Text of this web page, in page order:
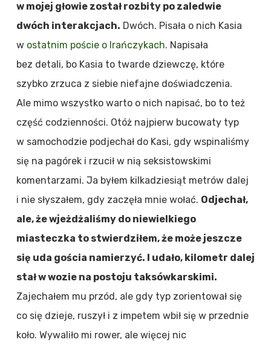
w mojej głowie został rozbity po zaledwie
dwóch interakcjach. Dwóch. Pisała o nich Kasia
w ostatnim poście o Irańczykach. Napisała
bez detali, bo Kasia to twarde dziewczę, które
szybko zrzuca z siebie niefajne doświadczenia.
Ale mimo wszystko warto o nich napisać, bo to też
część codzienności. Otóż najpierw bucowaty typ
w samochodzie podjechał do Kasi, gdy wspinaliśmy
się na pagórek i rzucił w nią seksistowskimi
komentarzami. Ja byłem kilkadziesiąt metrów dalej
i nie słyszałem, gdy zaczęła mnie wołać. Odjechał,
ale, że wjeżdżaliśmy do niewielkiego
miasteczka to stwierdziłem, że może jeszcze
się uda gościa namierzyć. I udało, kilometr dalej
stał w wozie na postoju taksówkarskimi.
Zajechałem mu przód, ale gdy typ zorientował się
co się dzieje, ruszył i z impetem wbił się w przednie
koło. Wywaliło mi rower, ale więcej nic